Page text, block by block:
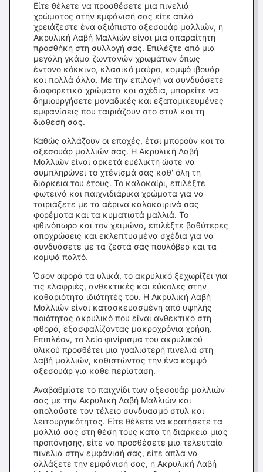
Είτε θέλετε να προσθέσετε μια πινελιά
χρώματος στην εμφάνισή σας είτε απλά
χρειάζεστε ένα αξιόπιστο αξεσουάρ μαλλιών, η
Ακρυλική Λαβή Μαλλιών είναι μια απαραίτητη
προσθήκη στη συλλογή σας. Επιλέξτε από μια
μεγάλη γκάμα ζωντανών χρωμάτων όπως
έντονο κόκκινο, κλασικό μαύρο, κομψό ιβουάρ
και πολλά άλλα. Με την επιλογή να συνδυάσετε
διαφορετικά χρώματα και σχέδια, μπορείτε να
δημιουργήσετε μοναδικές και εξατομικευμένες
εμφανίσεις που ταιριάζουν στο στυλ και τη
διάθεσή σας.
Καθώς αλλάζουν οι εποχές, έτσι μπορούν και τα
αξεσουάρ μαλλιών σας. Η Ακρυλική Λαβή
Μαλλιών είναι αρκετά ευέλικτη ώστε να
συμπληρώνει το χτένισμά σας καθ' όλη τη
διάρκεια του έτους. Το καλοκαίρι, επιλέξτε
φωτεινά και παιχνιδιάρικα χρώματα για να
ταιριάξετε με τα αέρινα καλοκαιρινά σας
φορέματα και τα κυματιστά μαλλιά. Το
φθινόπωρο και τον χειμώνα, επιλέξτε βαθύτερες
αποχρώσεις και εκλεπτυσμένα σχέδια για να
συνδυάσετε με τα ζεστά σας πουλόβερ και τα
κομψά παλτό.
Όσον αφορά τα υλικά, το ακρυλικό ξεχωρίζει για
τις ελαφριές, ανθεκτικές και εύκολες στην
καθαριότητα ιδιότητές του. Η Ακρυλική Λαβή
Μαλλιών είναι κατασκευασμένη από υψηλής
ποιότητας ακρυλικό που είναι ανθεκτικό στη
φθορά, εξασφαλίζοντας μακροχρόνια χρήση.
Επιπλέον, το λείο φινίρισμα του ακρυλικού
υλικού προσθέτει μια γυαλιστερή πινελιά στη
λαβή μαλλιών, καθιστώντας την ένα κομψό
αξεσουάρ για κάθε περίσταση.
Αναβαθμίστε το παιχνίδι των αξεσουάρ μαλλιών
σας με την Ακρυλική Λαβή Μαλλιών και
απολαύστε τον τέλειο συνδυασμό στυλ και
λειτουργικότητας. Είτε θέλετε να κρατήσετε τα
μαλλιά σας στη θέση τους κατά τη διάρκεια μιας
προπόνησης, είτε να προσθέσετε μια τελευταία
πινελιά στην εμφάνισή σας, είτε απλά να
αλλάξετε την εμφάνισή σας, η Ακρυλική Λαβή